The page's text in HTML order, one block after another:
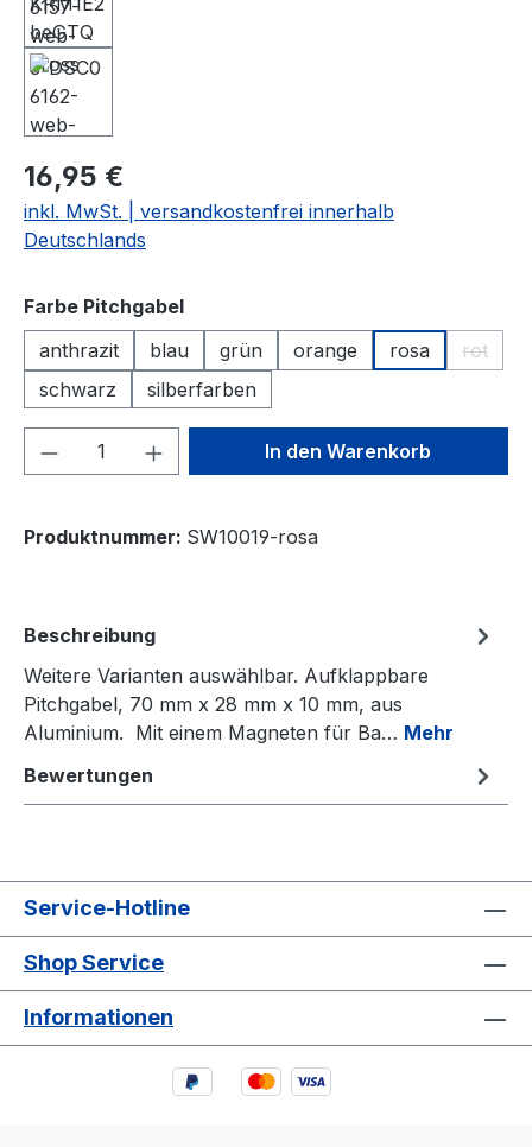
16,95 €
inkl. MwSt. | versandkostenfrei innerhalb
Deutschlands
Farbe Pitchgabelauswählen
anthrazit
blau grün orange rosa rot
(Diese
schwarz silberfarben
Produkt Anzahl: Gib denIn den Warenkorb
Produktnummer: SW10019-rosa
Beschreibung
Weitere Varianten auswählbar. Aufklappbare
Pitchgabel, 70 mm x 28 mm x 10 mm, aus
Aluminium. Mit einem Magneten für Ba… Mehr
Bewertungen
Service-Hotline
Shop Service
Informationen